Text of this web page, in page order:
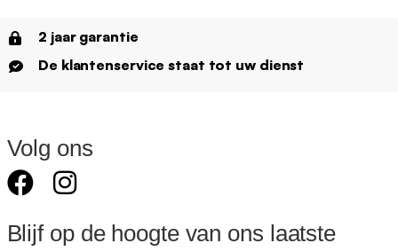
2 jaar garantie
De klantenservice staat tot uw dienst
Volg ons
Blijf op de hoogte van ons laatste